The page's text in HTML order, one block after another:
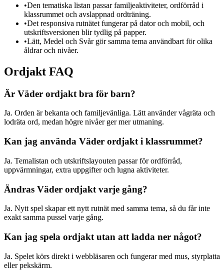
•Den tematiska listan passar familjeaktiviteter, ordförråd i
klassrummet och avslappnad ordträning.
•Det responsiva rutnätet fungerar på dator och mobil, och
utskriftsversionen blir tydlig på papper.
•Lätt, Medel och Svår gör samma tema användbart för olika
åldrar och nivåer.
Ordjakt FAQ
Är Väder ordjakt bra för barn?
Ja. Orden är bekanta och familjevänliga. Lätt använder vågräta och
lodräta ord, medan högre nivåer ger mer utmaning.
Kan jag använda Väder ordjakt i klassrummet?
Ja. Temalistan och utskriftslayouten passar för ordförråd,
uppvärmningar, extra uppgifter och lugna aktiviteter.
Ändras Väder ordjakt varje gång?
Ja. Nytt spel skapar ett nytt rutnät med samma tema, så du får inte
exakt samma pussel varje gång.
Kan jag spela ordjakt utan att ladda ner något?
Ja. Spelet körs direkt i webbläsaren och fungerar med mus, styrplatta
eller pekskärm.